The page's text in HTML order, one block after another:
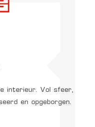
interieur. Vol sfeer,
en opgeborgen.